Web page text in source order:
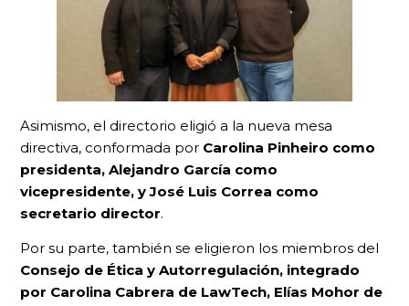
Asimismo, el directorio eligió a la nueva mesa
directiva, conformada por Carolina Pinheiro como
presidenta, Alejandro García como
vicepresidente, y José Luis Correa como
secretario director.
Por su parte, también se eligieron los miembros del
Consejo de Ética y Autorregulación, integrado
por Carolina Cabrera de LawTech, Elías Mohor de